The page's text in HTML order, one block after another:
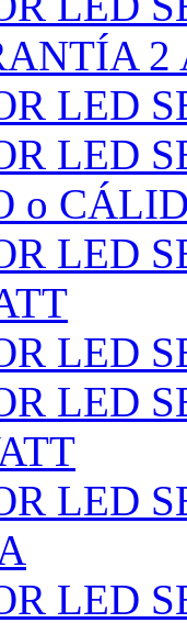
2
LED
LED
o
LED
LED
LED
LED
LED